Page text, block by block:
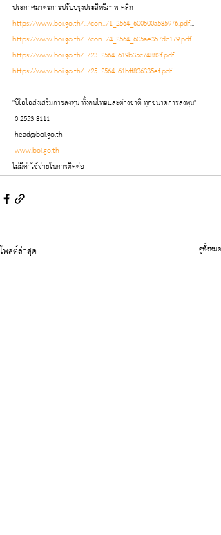
ประกาศมาตรการปรับปรุงประสิทธิภาพ คลิก
https://www.boi.go.th/.../con.../1_2564_600500a585976.pdf...
https://www.boi.go.th/.../con.../4_2564_605ae357dc179.pdf...
https://www.boi.go.th/.../23_2564_619b35c74882f.pdf...
https://www.boi.go.th/.../25_2564_61bff836335ef.pdf...
"บีโอไอส่งเสริมการลงทุน ทั้งคนไทยและต่างชาติ ทุกขนาดการลงทุน"
0 2553 8111
head@boi.go.th
www.boi.go.th
ไม่มีค่าใช้จ่ายในการติดต่อ
โพสต์ล่าสุด ดูทั้งหมด